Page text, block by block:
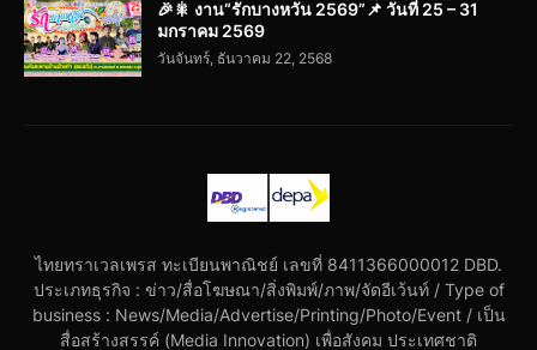
🎉🎇 งาน“รักบางหวัน 2569”📌 วันที่ 25 – 31
มกราคม 2569
วันจันทร์, ธันวาคม 22, 2568
ไทยทราเวลเพรส ทะเบียนพาณิชย์ เลขที่ 8411366000012 DBD.
ประเภทธุรกิจ : ข่าว/สื่อโฆษณา/สิ่งพิมพ์/ภาพ/จัดอีเว้นท์ / Type of
business : News/Media/Advertise/Printing/Photo/Event / เป็น
สื่อสร้างสรรค์ (Media Innovation) เพื่อสังคม ประเทศชาติ